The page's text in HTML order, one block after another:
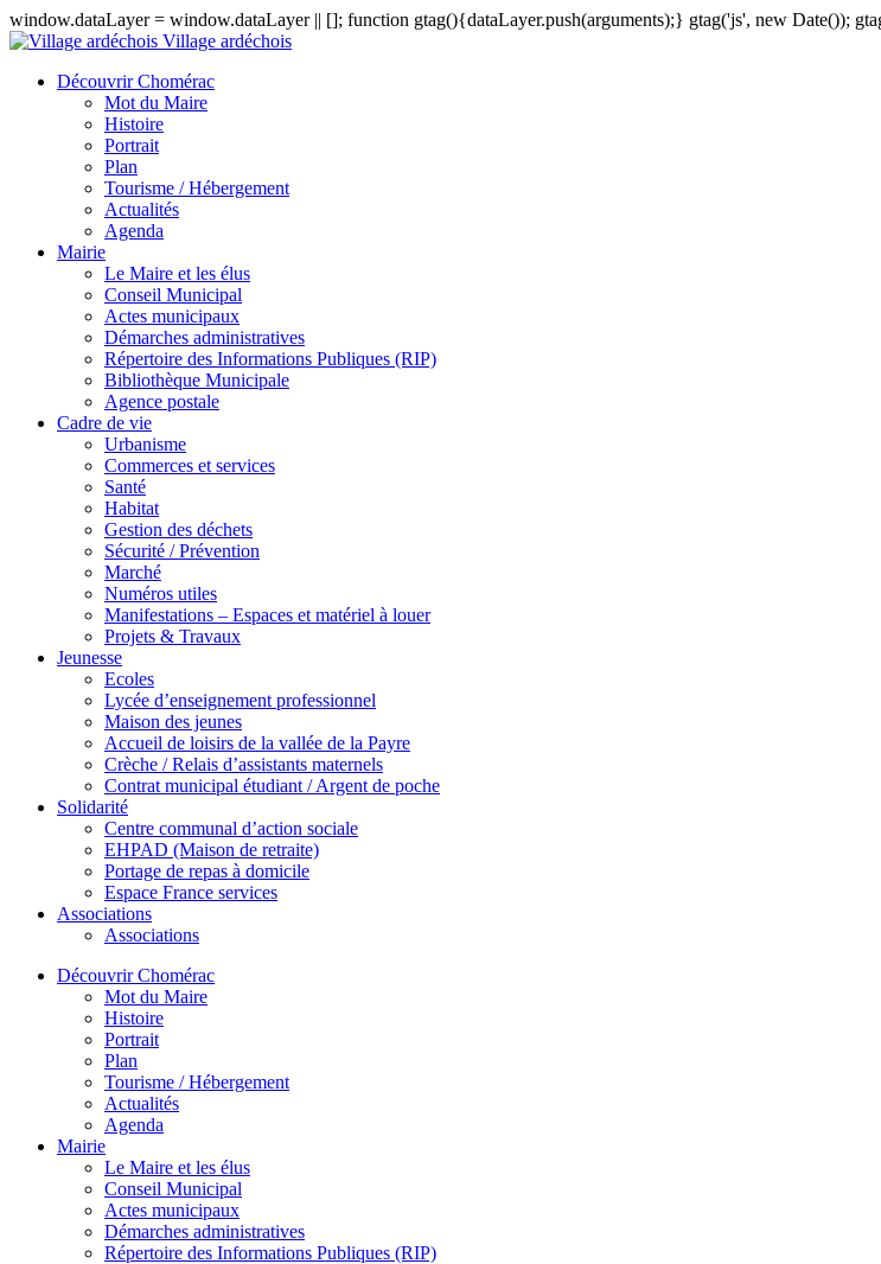
window.dataLayer = window.dataLayer || []; function gtag(){dataLayer.push(arguments);} gtag('js', new Date());
Village ardéchois
Découvrir Chomérac
Mot du Maire
Histoire
Portrait
Plan
Tourisme / Hébergement
Actualités
Agenda
Mairie
Le Maire et les élus
Conseil Municipal
Actes municipaux
Démarches administratives
Répertoire des Informations Publiques (RIP)
Bibliothèque Municipale
Agence postale
Cadre de vie
Urbanisme
Commerces et services
Santé
Habitat
Gestion des déchets
Sécurité / Prévention
Marché
Numéros utiles
Manifestations – Espaces et matériel à louer
Projets & Travaux
Jeunesse
Ecoles
Lycée d’enseignement professionnel
Maison des jeunes
Accueil de loisirs de la vallée de la Payre
Crèche / Relais d’assistants maternels
Contrat municipal étudiant / Argent de poche
Solidarité
Centre communal d’action sociale
EHPAD (Maison de retraite)
Portage de repas à domicile
Espace France services
Associations
Associations
Découvrir Chomérac
Mot du Maire
Histoire
Portrait
Plan
Tourisme / Hébergement
Actualités
Agenda
Mairie
Le Maire et les élus
Conseil Municipal
Actes municipaux
Démarches administratives
Répertoire des Informations Publiques (RIP)